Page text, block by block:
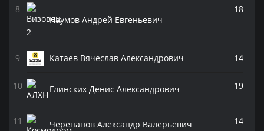
Наумов Андрей Евгеньевич
18
Катаев Вячеслав Александрович 14
Глинских Денис Александрович 19
Черепанов Александр Валерьевич 14